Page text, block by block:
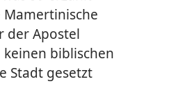
der Apostel
biblischen
Stadt gesetzt